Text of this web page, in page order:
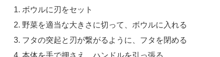
ボウルに刃をセット
野菜を適当な大きさに切って、ボウルに入れる
フタの突起と刃が繋がるように、フタを閉める